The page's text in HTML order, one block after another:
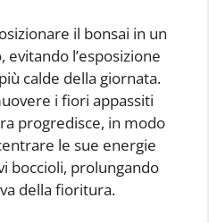
il bonsai in un
l’esposizione
calde della giornata.
i fiori appassiti
progredisce, in modo
le sue energie
boccioli, prolungando
della fioritura.